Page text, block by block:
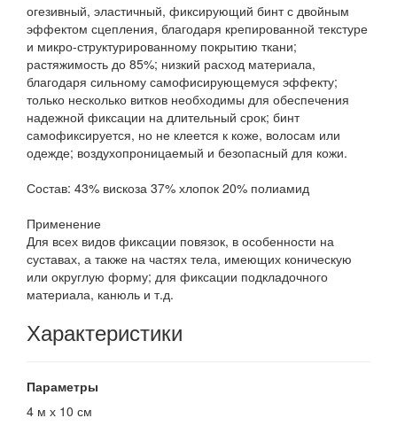
огезивный, эластичный, фиксирующий бинт с двойным
эффектом сцепления, благодаря крепированной текстуре
и микро-структурированному покрытию ткани;
растяжимость до 85%; низкий расход материала,
благодаря сильному самофисирующемуся эффекту;
только несколько витков необходимы для обеспечения
надежной фиксации на длительный срок; бинт
самофиксируется, но не клеется к коже, волосам или
одежде; воздухопроницаемый и безопасный для кожи.
Состав: 43% вискоза 37% хлопок 20% полиамид
Применение
Для всех видов фиксации повязок, в особенности на
суставах, а также на частях тела, имеющих коническую
или округлую форму; для фиксации подкладочного
материала, канюль и т.д.
Характеристики
Параметры
4 м х 10 см